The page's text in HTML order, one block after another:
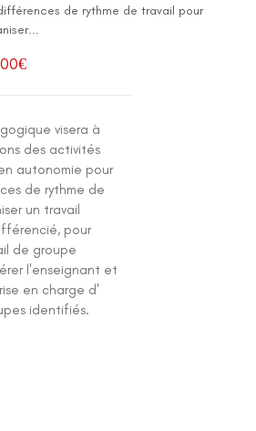
de rythme de travail pour
€
visera à
des activités
autonomie pour
de rythme de
un travail
pour
de groupe
l'enseignant et
en charge d'
identifiés.